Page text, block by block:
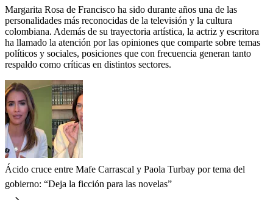
Margarita Rosa de Francisco ha sido durante años una de las
personalidades más reconocidas de la televisión y la cultura
colombiana. Además de su trayectoria artística, la actriz y escritora
ha llamado la atención por las opiniones que comparte sobre temas
políticos y sociales, posiciones que con frecuencia generan tanto
respaldo como críticas en distintos sectores.
Ácido cruce entre Mafe Carrascal y Paola Turbay por tema del
gobierno: “Deja la ficción para las novelas”